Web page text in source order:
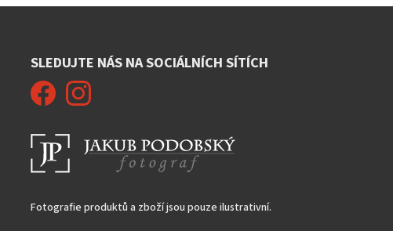
SLEDUJTE NÁS NA SOCIÁLNÍCH SÍTÍCH
Fotografie produktů a zboží jsou pouze ilustrativní.